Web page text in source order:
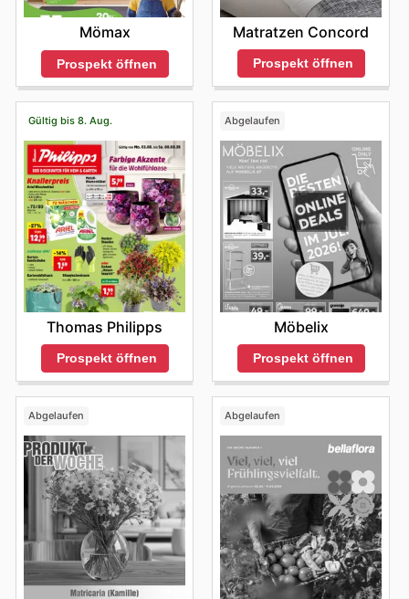
Mömax
Prospekt öffnen
Matratzen Concord
Prospekt öffnen
Gültig bis 8. Aug.
Thomas Philipps
Prospekt öffnen
Abgelaufen
Möbelix
Prospekt öffnen
Abgelaufen Abgelaufen